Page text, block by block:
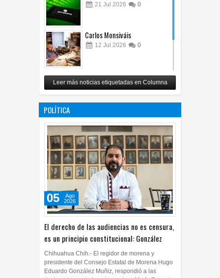
21 Jul 2026 0
Carlos Monsiváis
12 Jul 2026 0
Revuelo en la inteligencia
artificial
07 Jul 2026 0
Leer más noticias etiquetadas en Columna
POLÍTICA
El derecho de las audiencias no es censura,
es un principio constitucional: González
05
Ago
2026
Chihuahua Chih.- El regidor de morena y
presidente del Consejo Estatal de Morena Hugo
Eduardo González Muñiz, respondió a las